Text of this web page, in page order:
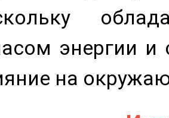
энергии и
на